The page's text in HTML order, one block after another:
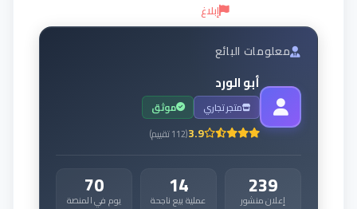
إبلاغ
معلومات البائع
أبو الورد
متجر تجاري موثق
3.9
(
112تقييم)
239
إعلان منشور 14
عملية بيع ناجحة 70
يوم في المنصة